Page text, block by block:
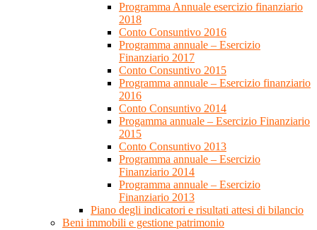
Programma Annuale esercizio finanziario
2018
Conto Consuntivo 2016
Programma annuale – Esercizio
Finanziario 2017
Conto Consuntivo 2015
Programma annuale – Esercizio finanziario
2016
Conto Consuntivo 2014
Progamma annuale – Esercizio Finanziario
2015
Conto Consuntivo 2013
Programma annuale – Esercizio
Finanziario 2014
Programma annuale – Esercizio
Finanziario 2013
Piano degli indicatori e risultati attesi di bilancio
Beni immobili e gestione patrimonio